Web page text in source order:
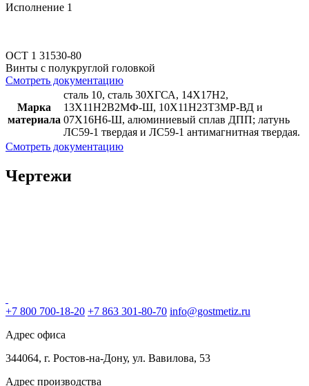
Исполнение 1
ОСТ 1 31530-80
Винты с полукруглой головкой
Смотреть документацию
Марка
материала
сталь 10, сталь 30ХГСА, 14X17H2,
13X11H2B2МФ-Ш, 10Х11Н23T3МР-ВД и
07Х16H6-Ш, алюминиевый сплав ДПП; латунь
ЛС59-1 твердая и ЛС59-1 антимагнитная твердая.
Смотреть документацию
Чертежи
+7 800 700-18-20 +7 863 301-80-70 info@gostmetiz.ru
Адрес офиса
344064, г. Ростов-на-Дону, ул. Вавилова, 53
Адрес производства